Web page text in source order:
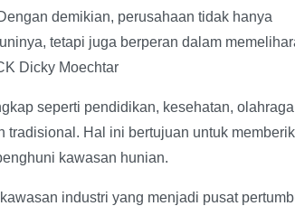
demikian, perusahaan tidak hanya
tetapi juga berperan dalam
Dicky Moechtar
seperti pendidikan, kesehatan,
Hal ini bertujuan untuk
kawasan hunian.
industri yang menjadi pusat